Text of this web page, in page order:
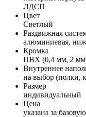
ЛДСП
Цвет
Светлый
Раздвижная
алюминиевая,
Кромка
ПВХ (0,4 мм, 2
Внутреннее
на выбор (полки,
Размер
индивидуальный
Цена
указана за